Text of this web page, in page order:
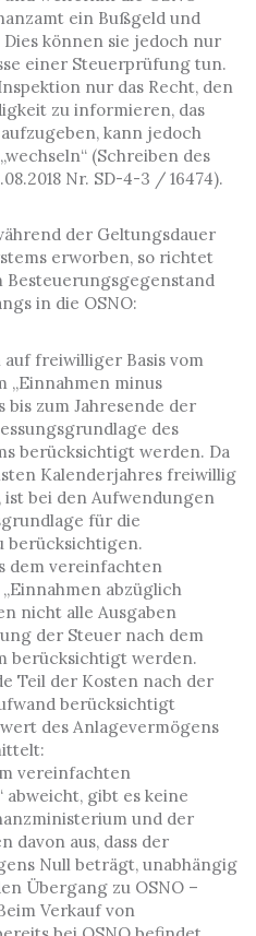
ein Bußgeld und
können sie jedoch nur
einer Steuerprüfung tun.
nur das Recht, den
zu informieren, das
kann jedoch
(Schreiben des
Nr. SD-4-3 / 16474).
der Geltungsdauer
erworben, so richtet
Besteuerungsgegenstand
in die OSNO:
freiwilliger Basis vom
„Einnahmen minus
bis zum Jahresende der
des
berücksichtigt werden. Da
Kalenderjahres freiwillig
ist bei den Aufwendungen
für die
berücksichtigen.
dem vereinfachten
abzüglich
nicht alle Ausgaben
der Steuer nach dem
berücksichtigt werden.
Teil der Kosten nach der
berücksichtigt
des Anlagevermögens
vereinfachten
abweicht, gibt es keine
und der
davon aus, dass der
Null beträgt, unabhängig
Übergang zu OSNO –
Verkauf von